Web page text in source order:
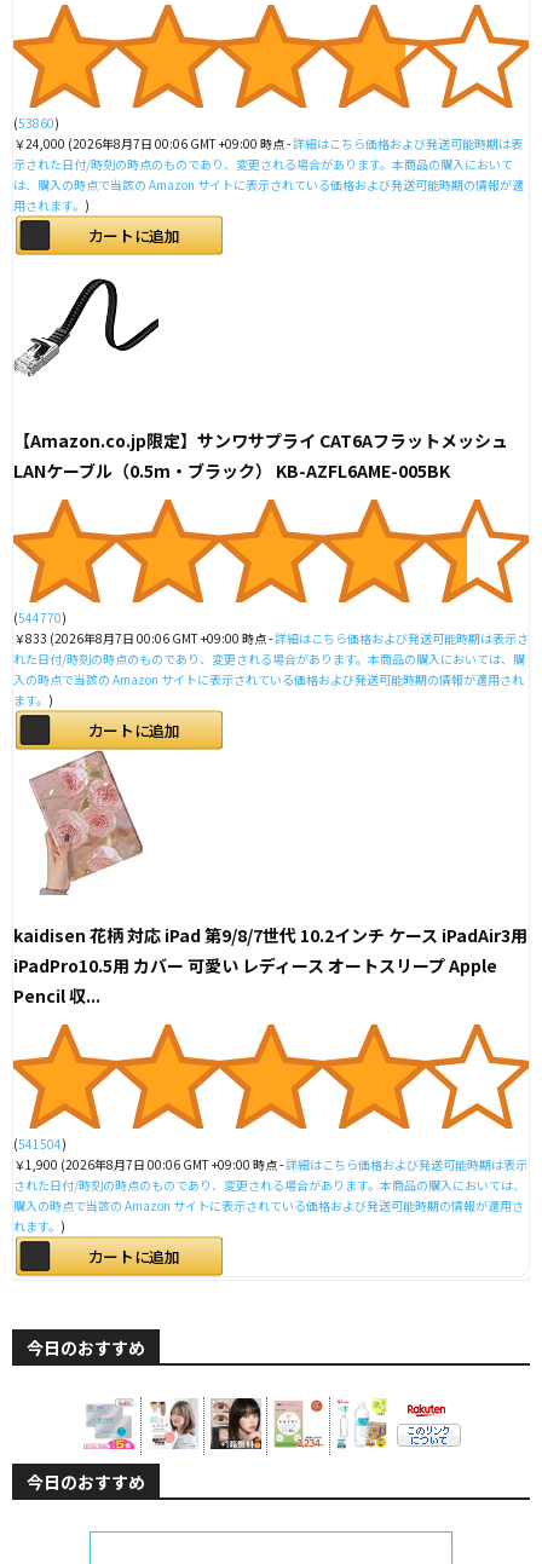
(53860)
￥24,000 (2026年8月7日 00:06 GMT +09:00 時点 -詳細はこちら価格および発送可能時期は表
示された日付/時刻の時点のものであり、変更される場合があります。本商品の購入において
は、購入の時点で当該の Amazon サイトに表示されている価格および発送可能時期の情報が適
用されます。 )
カートに追加
【Amazon.co.jp限定】サンワサプライ CAT6Aフラットメッシュ
LANケーブル（0.5m・ブラック） KB-AZFL6AME-005BK
(544770)
￥833 (2026年8月7日 00:06 GMT +09:00 時点 -詳細はこちら価格および発送可能時期は表示さ
れた日付/時刻の時点のものであり、変更される場合があります。本商品の購入においては、購
入の時点で当該の Amazon サイトに表示されている価格および発送可能時期の情報が適用され
ます。 )
カートに追加
kaidisen 花柄 対応 iPad 第9/8/7世代 10.2インチ ケース iPadAir3用
iPadPro10.5用 カバー 可愛い レディース オートスリープ Apple
Pencil 収...
(541504)
￥1,900 (2026年8月7日 00:06 GMT +09:00 時点 -詳細はこちら価格および発送可能時期は表示
された日付/時刻の時点のものであり、変更される場合があります。本商品の購入においては、
購入の時点で当該の Amazon サイトに表示されている価格および発送可能時期の情報が適用さ
れます。 )
カートに追加
今日のおすすめ
今日のおすすめ